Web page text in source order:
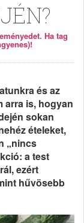
Ha tag
és az
arra is, hogyan
sokan
ételeket,
„nincs
a test
ezért
hűvösebb